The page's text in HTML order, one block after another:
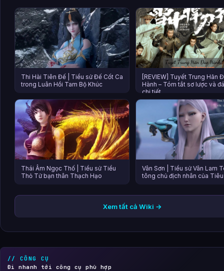
Thi Hài Tiên Đế | Tiểu sử Đế Cốt Ca
trong Luân Hồi Tam Bộ Khúc
[REVIEW] Tuyết Trung Hãn
Hành – Tóm tắt sơ lược và
chi tiết
Thái Âm Ngọc Thố | Tiểu sử Tiểu
Thỏ Tử bạn thân Thạch Hạo
Vân Sơn | Tiểu sử Vân Lam
tông chủ địch nhân của
Xem tất cả Wiki →
// CÔNG CỤ
Đi nhanh tới công cụ phù hợp